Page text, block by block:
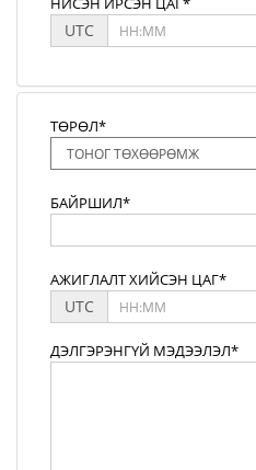
UTC
ТӨРӨЛ*
БАЙРШИЛ*
АЖИГЛАЛТ ХИЙСЭН ЦАГ*
UTC
ДЭЛГЭРЭНГҮЙ МЭДЭЭЛЭЛ*